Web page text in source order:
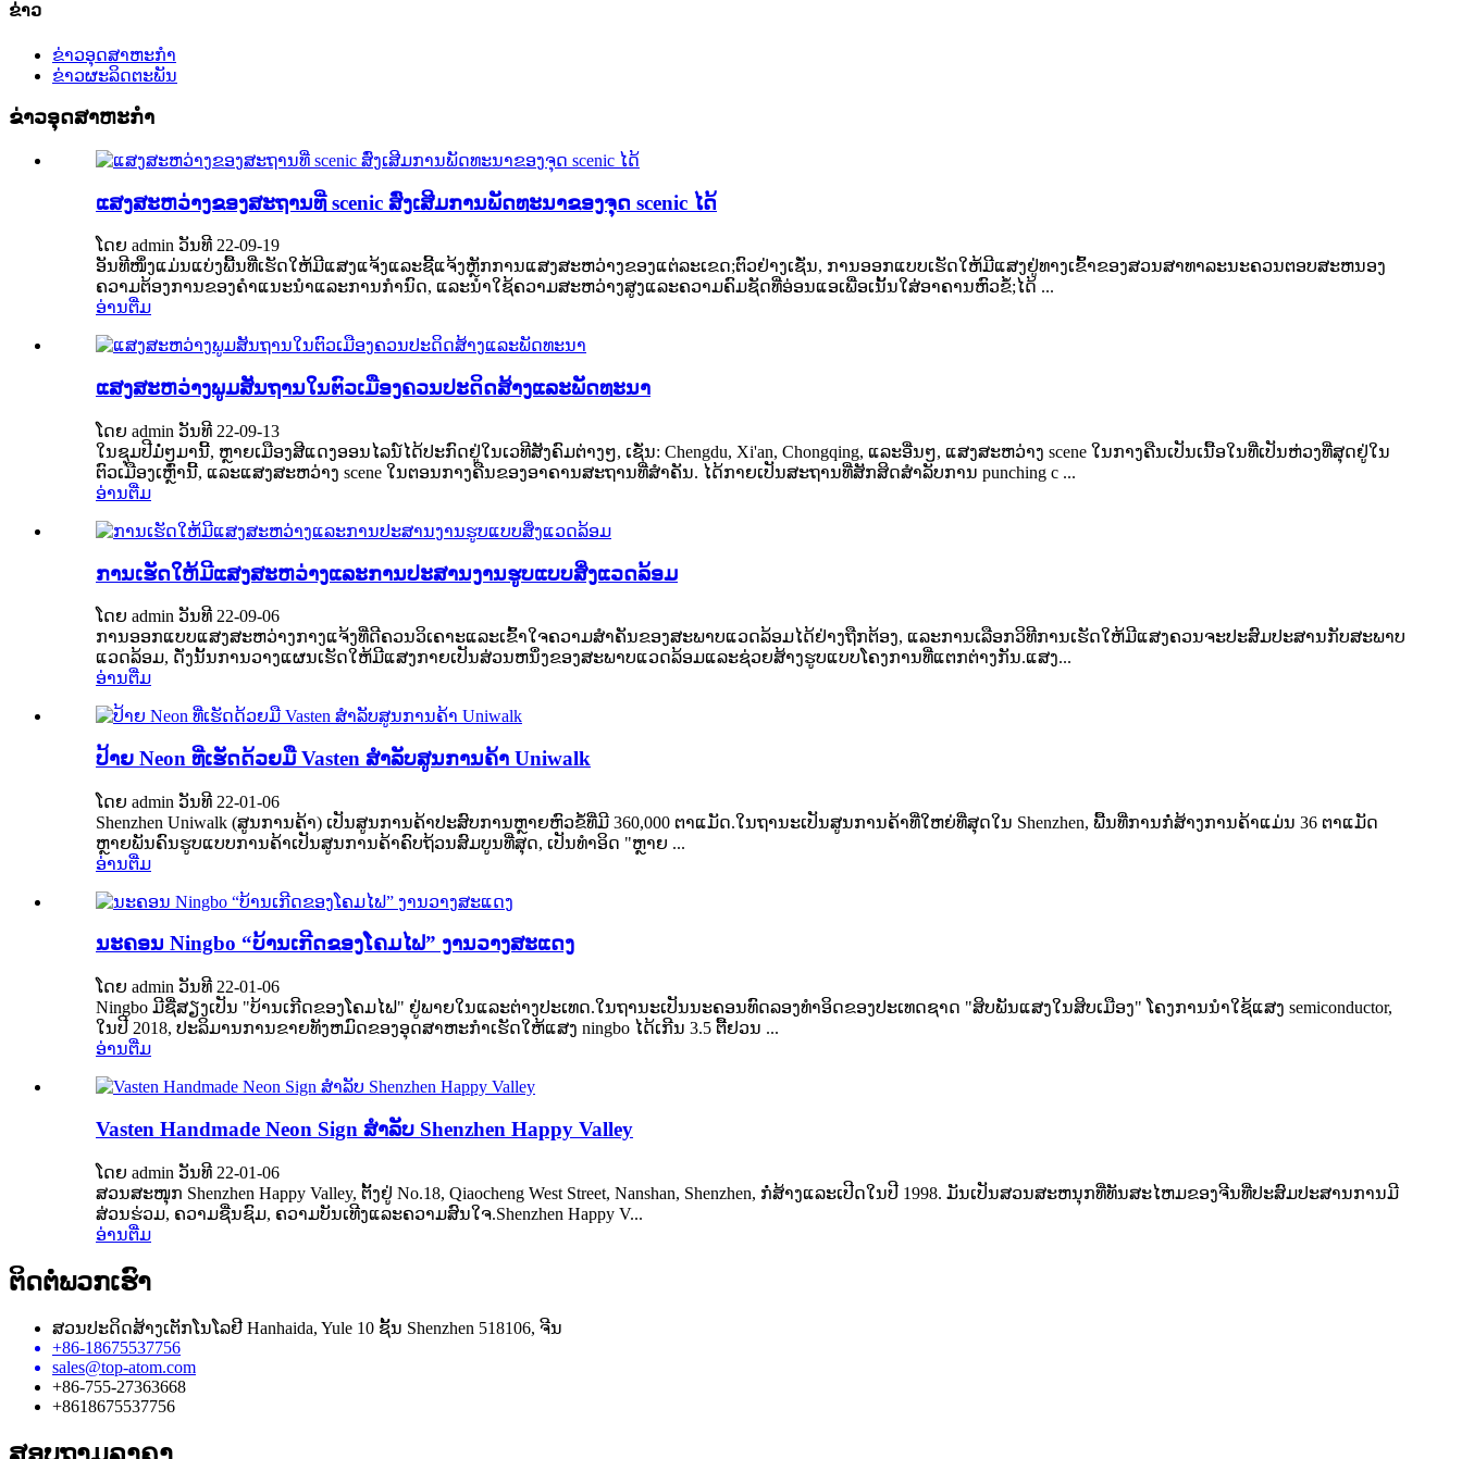
ຂ່າວ
ຂ່າວອຸດສາຫະກໍາ
ຂ່າວຜະລິດຕະພັນ
ຂ່າວອຸດສາຫະກໍາ
ແສງສະຫວ່າງຂອງສະຖານທີ່ scenic ສົ່ງເສີມການພັດທະນາຂອງຈຸດ scenic ໄດ້
ໂດຍ admin ວັນທີ 22-09-19
ອັນ​ທີ​ໜຶ່ງ​ແມ່ນ​ແບ່ງ​ພື້ນ​ທີ່​ເຮັດ​ໃຫ້​ມີ​ແສງ​ແຈ້ງ​ແລະ​ຊີ້​ແຈ້ງ​ຫຼັກ​ການ​ແສງ​ສະ​ຫວ່າງ​ຂອງ​ແຕ່​ລະ​ເຂດ;ຕົວຢ່າງເຊັ່ນ, ການອອກແບບເຮັດໃຫ້ມີແສງຢູ່ທາງເຂົ້າຂອງສວນສາທາລະນະຄວນຕອບສະຫນອງ
ຄວາມຕ້ອງການຂອງຄໍາແນະນໍາແລະການກໍານົດ, ແລະນໍາໃຊ້ຄວາມສະຫວ່າງສູງແລະຄວາມຄົມຊັດທີ່ອ່ອນແອເພື່ອເນັ້ນໃສ່ອາຄານຫົວຂໍ້;ໄດ້ ...
ອ່ານ​ຕື່ມ
ແສງສະຫວ່າງພູມສັນຖານໃນຕົວເມືອງຄວນປະດິດສ້າງແລະພັດທະນາ
ໂດຍ admin ວັນທີ 22-09-13
ໃນຊຸມປີມໍ່ໆມານີ້, ຫຼາຍເມືອງສີແດງອອນໄລນ໌ໄດ້ປະກົດຢູ່ໃນເວທີສັງຄົມຕ່າງໆ, ເຊັ່ນ: Chengdu, Xi'an, Chongqing, ແລະອື່ນໆ, ແສງສະຫວ່າງ scene ໃນກາງຄືນເປັນເນື້ອໃນທີ່ເປັນຫ່ວງທີ່ສຸດຢູ່ໃນ
ຕົວເມືອງເຫຼົ່ານີ້, ແລະແສງສະຫວ່າງ scene ໃນຕອນກາງຄືນຂອງອາຄານສະຖານທີ່ສໍາຄັນ. ໄດ້​ກາຍ​ເປັນ​ສະ​ຖານ​ທີ່​ສັກ​ສິດ​ສໍາ​ລັບ​ການ punching c ...
ອ່ານ​ຕື່ມ
ການ​ເຮັດ​ໃຫ້​ມີ​ແສງ​ສະ​ຫວ່າງ​ແລະ​ການ​ປະ​ສານ​ງານ​ຮູບ​ແບບ​ສິ່ງ​ແວດ​ລ້ອມ​
ໂດຍ admin ວັນທີ 22-09-06
ການອອກແບບແສງສະຫວ່າງກາງແຈ້ງທີ່ດີຄວນວິເຄາະແລະເຂົ້າໃຈຄວາມສໍາຄັນຂອງສະພາບແວດລ້ອມໄດ້ຢ່າງຖືກຕ້ອງ, ແລະການເລືອກວິທີການເຮັດໃຫ້ມີແສງຄວນຈະປະສົມປະສານກັບສະພາບ
ແວດລ້ອມ, ດັ່ງນັ້ນການວາງແຜນເຮັດໃຫ້ມີແສງກາຍເປັນສ່ວນຫນຶ່ງຂອງສະພາບແວດລ້ອມແລະຊ່ວຍສ້າງຮູບແບບໂຄງການທີ່ແຕກຕ່າງກັນ.ແສງ...
ອ່ານ​ຕື່ມ
ປ້າຍ Neon ທີ່ເຮັດດ້ວຍມື Vasten ສໍາລັບສູນການຄ້າ Uniwalk
ໂດຍ admin ວັນທີ 22-01-06
Shenzhen Uniwalk (ສູນການຄ້າ) ເປັນສູນການຄ້າປະສົບການຫຼາຍຫົວຂໍ້ທີ່ມີ 360,000 ຕາແມັດ.ໃນ​ຖາ​ນະ​ເປັນ​ສູນ​ການ​ຄ້າ​ທີ່​ໃຫຍ່​ທີ່​ສຸດ​ໃນ Shenzhen, ພື້ນ​ທີ່​ການ​ກໍ່​ສ້າງ​ການ​ຄ້າ​ແມ່ນ 36 ຕາ​ແມັດ​
ຫຼາຍ​ພັນ​ຄົນ​ຮູບ​ແບບ​ການ​ຄ້າ​ເປັນ​ສູນ​ການ​ຄ້າ​ຄົບ​ຖ້ວນ​ສົມ​ບູນ​ທີ່​ສຸດ​, ເປັນ​ທໍາ​ອິດ "ຫຼາຍ ...
ອ່ານ​ຕື່ມ
ນະຄອນ Ningbo “ບ້ານເກີດຂອງໂຄມໄຟ” ງານວາງສະແດງ
ໂດຍ admin ວັນທີ 22-01-06
Ningbo ມີຊື່ສຽງເປັນ "ບ້ານເກີດຂອງໂຄມໄຟ" ຢູ່ພາຍໃນແລະຕ່າງປະເທດ.ໃນ​ຖາ​ນະ​ເປັນ​ນະ​ຄອນ​ທົດ​ລອງ​ທໍາ​ອິດ​ຂອງ​ປະ​ເທດ​ຊາດ "ສິບ​ພັນ​ແສງ​ໃນ​ສິບ​ເມືອງ​" ໂຄງ​ການ​ນໍາ​ໃຊ້​ແສງ semiconductor​,
ໃນ​ປີ 2018​, ປະ​ລິ​ມານ​ການ​ຂາຍ​ທັງ​ຫມົດ​ຂອງ​ອຸດ​ສາ​ຫະ​ກໍາ​ເຮັດ​ໃຫ້​ແສງ ningbo ໄດ້​ເກີນ 3.5 ຕື້​ຢວນ ...
ອ່ານ​ຕື່ມ
Vasten Handmade Neon Sign ສໍາລັບ Shenzhen Happy Valley
ໂດຍ admin ວັນທີ 22-01-06
ສວນສະໜຸກ Shenzhen Happy Valley, ຕັ້ງຢູ່ No.18, Qiaocheng West Street, Nanshan, Shenzhen, ກໍ່ສ້າງແລະເປີດໃນປີ 1998. ມັນເປັນສວນສະຫນຸກທີ່ທັນສະໄຫມຂອງຈີນທີ່ປະສົມປະສານການມີ
ສ່ວນຮ່ວມ, ຄວາມຊື່ນຊົມ, ຄວາມບັນເທີງແລະຄວາມສົນໃຈ.Shenzhen Happy V...
ອ່ານ​ຕື່ມ
ຕິດ​ຕໍ່​ພວກ​ເຮົາ
ສວນປະດິດສ້າງເຕັກໂນໂລຢີ Hanhaida, Yule 10 ຊັ້ນ Shenzhen 518106, ຈີນ
+86-18675537756
sales@top-atom.com
+86-755-27363668
+8618675537756